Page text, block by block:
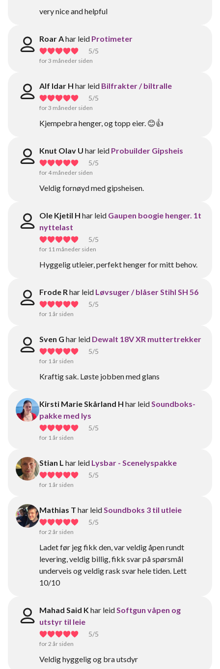
very nice and helpful
Roar Ahar leid Protimeter
5/5
for 3 måneder siden
Alf Idar H har leid Bilfrakter / biltralle
5/5
for 3 måneder siden
Kjempebra henger, og topp eier. 😊👍
Knut Olav U har leid Probuilder Gipsheis
5/5
for 4 måneder siden
Veldig fornøyd med gipsheisen.
Ole Kjetil H har leid Gaupen boogie henger. 1t
nyttelast
5/5
for 11 måneder siden
Hyggelig utleier, perfekt henger for mitt behov.
Frode Rhar leid Løvsuger / blåser Stihl SH 56
5/5
for 1 år siden
Sven G har leid Dewalt 18V XR muttertrekker
5/5
for 1 år siden
Kraftig sak. Løste jobben med glans
Kirsti Marie Skårland H har leidSoundboks-
pakke med lys
5/5
for 1 år siden
Stian L har leid Lysbar - Scenelyspakke
5/5
for 1 år siden
Mathias T har leidSoundboks 3 til utleie
5/5
for 2 år siden
Ladet før jeg fikk den, var veldig åpen rundt
levering, veldig billig, fikk svar på spørsmål
underveis og veldig rask svar hele tiden. Lett
10/10
Mahad Said K har leidSoftgun våpen og
utstyr til leie
5/5
for 2 år siden
Veldig hyggelig og bra utsdyr